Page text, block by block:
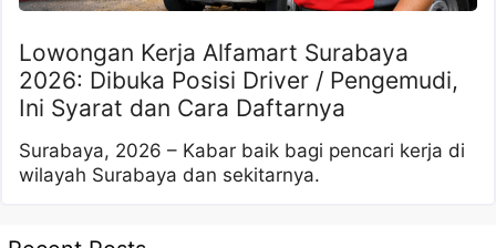
Lowongan Kerja Alfamart Surabaya
2026: Dibuka Posisi Driver / Pengemudi,
Ini Syarat dan Cara Daftarnya
Surabaya, 2026 – Kabar baik bagi pencari kerja di
wilayah Surabaya dan sekitarnya.